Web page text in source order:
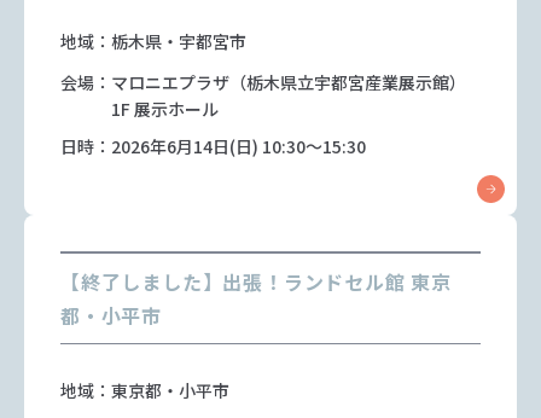
地域：栃木県・宇都宮市
会場：マロニエプラザ（栃木県立宇都宮産業展示館）
1F 展示ホール
日時：2026年6月14日(日) 10:30～15:30
【終了しました】出張！ランドセル館 東京
都・小平市
地域：東京都・小平市